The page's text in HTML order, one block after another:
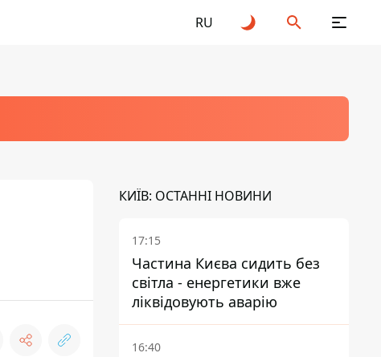
RU
КИЇВ: ОСТАННІ НОВИНИ
17:15
Частина Києва сидить без
світла - енергетики вже
ліквідовують аварію
16:40